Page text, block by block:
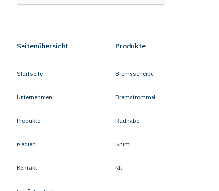
Seitenübersicht
Startseite
Unternehmen
Produkte
Medien
Kontakt
Produkte
Bremsscheibe
Bremstrommel
Radnabe
Shim
Kit